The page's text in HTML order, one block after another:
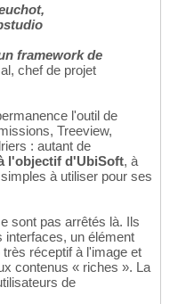
framework de
chef de projet
l'outil de
Treeview,
: autant de
l'objectif d'UbiSoft, à
à utiliser pour ses
sont pas arrêtés là. Ils
interfaces, un élément
réceptif à l'image et
contenus « riches ». La
de